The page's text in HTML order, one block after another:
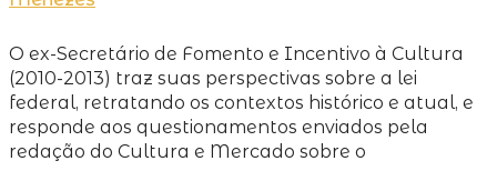
O ex-Secretário de Fomento e Incentivo à Cultura
(2010-2013) traz suas perspectivas sobre a lei
federal, retratando os contextos histórico e atual, e
responde aos questionamentos enviados pela
redação do Cultura e Mercado sobre o